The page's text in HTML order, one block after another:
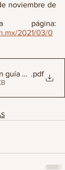
noviembre de
2021/03/0
guía con la
.pdf